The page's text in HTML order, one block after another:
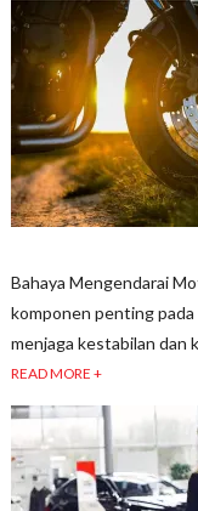
Bahaya Mengendarai
komponen penting
menjaga kestabilan dan
READ MORE +